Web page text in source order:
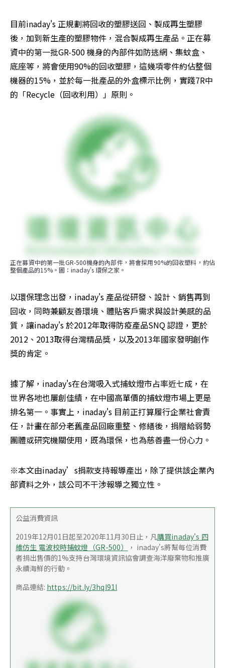
目前inaday's 正規劃將回收的塑膠送回、製成再生塑膠
後，加到新生產的塑膠物件，混合製成再生產品。正在募
資中的第一批GR-500 機身的內部件如防逃網、集蚊盒、
底座等，將會使用90%的回收塑膠，這幾項零件約佔整個
機器的15%，並於每一批產品的外盒標示比例，實踐7R中
的「Recycle（回收利用）」原則。
正在募資中的第一批GR-500機身的內部件，將會採用90%的回收塑料，約佔
整個產品的15%。圖：inaday's 環保之家。
以環保理念出發，inaday's 產品從研發、設計、銷售再到
回收，同時兼顧友善環境、體貼客戶需求與設計美感的品
質，讓inaday's 於2012年取得防疫產品SNQ 認證，更於
2012、2013取得台灣精品獎，以及2013年國家發明創作
獎的肯定。
據了解，inaday's在台灣吸入式捕蚊燈市占率近七成，在
世界各地也屢創佳績，在中國高單價的捕蚊燈市場上更是
排名第一。事實上，inaday's 目前正打算履行企業社會責
任，計畫在部分老舊產品回廠重整、修繕後，捐贈給弱勢
團體或研究機關使用，既為環保，也為慈善盡一份心力。
※本文由inaday’s捐款支持報導產出，除了提供該企業內
部資料之外，該公司不干涉報導之獨立性。
公益消費資訊
2019年12月01日起至2020年11月30日止，凡購買inaday's 四
維仿生 電波校時捕蚊燈（GR-500）
， inaday's將幫每位消費
者捐出售價的1%支持台灣環境資訊協會調查海洋廢棄物和推廣
永續海鮮的行動。
商品連結: https://bit.ly/3hqI91l